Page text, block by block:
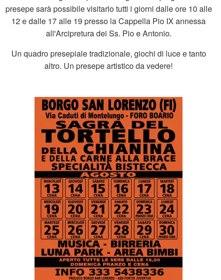
presepe sarà possibile visitarlo tutti i giorni dalle ore 10 alle
12 e dalle 17 alle 19 presso la Cappella Pio IX annessa
all'Arcipretura dei Ss. Pio e Antonio.
Un quadro presepiale tradizionale, giochi di luce e tanto
altro. Un presepe artistico da vedere!